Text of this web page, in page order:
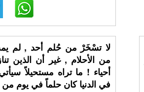
لا تسْخَرْ من حُلم أحد , لم
من الأحلام , غير أن الذين
أحياء ! ما تراه مستحيلاً
في الدنيا كان حلماً في يوم